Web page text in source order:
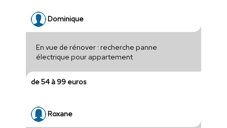
Dominique
En vue de rénover : recherche panne
électrique pour appartement
de 54 à 99 euros
Roxane